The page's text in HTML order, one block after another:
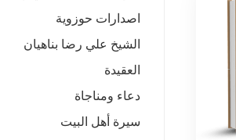
اصدارات حوزوية
الشيخ علي رضا بناهيان
العقيدة
دعاء ومناجاة
سيرة أهل البيت